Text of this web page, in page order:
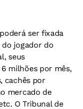
ser fixada
do jogador do
seus
milhões por mês,
cachês por
mercado de
O Tribunal de